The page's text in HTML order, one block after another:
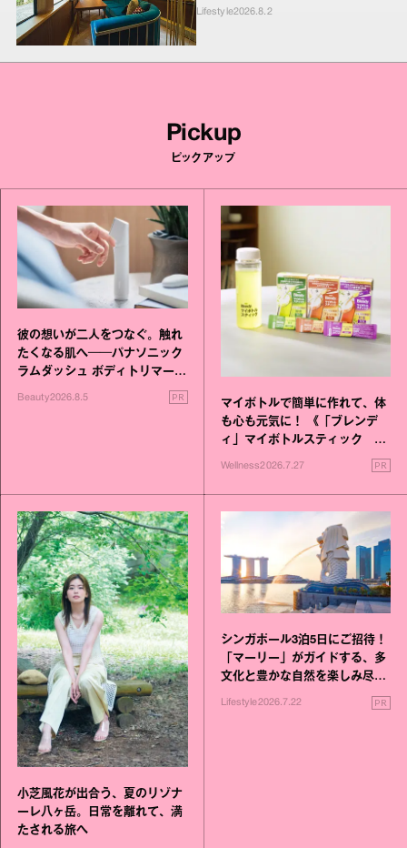
Lifestyle2026.8.2
Pickup
ピックアップ
彼の想いが二人をつなぐ。触れ
たくなる肌へ──パナソニック
ラムダッシュ ボディトリマーが
Beauty2026.8.5 PR
マイボトルで簡単に作れて、体
も心も元気に！ 《「ブレンデ
ィ」マイボトルスティック い
いこと毎日》シリーズが誕生
Wellness2026.7.27 PR
小芝風花が出合う、夏のリゾナ
ーレ八ヶ岳。日常を離れて、満
たされる旅へ
シンガポール3泊5日にご招待！
「マーリー」がガイドする、多
文化と豊かな自然を楽しみ尽く
Lifestyle2026.7.22 PR